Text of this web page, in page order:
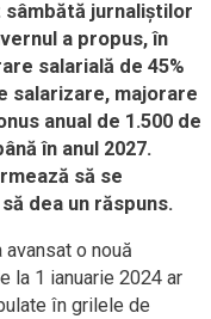
sâmbătă jurnaliştilor
a propus, în
salarială de 45%
salarizare, majorare
anual de 1.500 de
în anul 2027.
să se
dea un răspuns.
avansat o nouă
la 1 ianuarie 2024 ar
în grilele de